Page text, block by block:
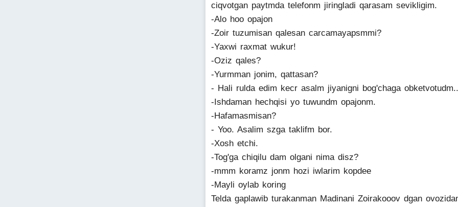
ciqvotgan paytmda telefonm jiringladi qarasam sevikligim.
-Alo hoo opajon
-Zoir tuzumisan qalesan carcamayapsmmi?
-Yaxwi raxmat wukur!
-Oziz qales?
-Yurmman jonim, qattasan?
- Hali rulda edim kecr asalm jiyanigni bog'chaga
-Ishdaman hechqisi yo tuwundm opajonm.
-Hafamasmisan?
- Yoo. Asalim szga taklifm bor.
-Xosh etchi.
-Tog'ga chiqilu dam olgani nima disz?
-mmm koramz jonm hozi iwlarim kopdee
-Mayli oylab koring
Telda gaplawib turakanman Madinani Zoirakooov dgan